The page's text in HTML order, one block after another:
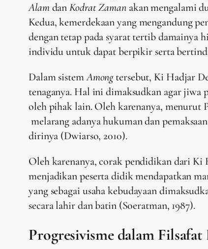
AlamdanKodrat Zamanakan mengalami
Kedua, kemerdekaan yang mengandung
dengan tetap pada syarat tertib damainya
individu untuk dapat berpikir serta
Dalam sistemAmongtersebut, Ki Hadjar
tenaganya. Hal ini dimaksudkan agar jiwa
oleh pihak lain. Oleh karenanya,
melarang adanya hukuman dan
dirinya (Dwiarso, 2010).
Oleh karenanya, corak pendidikan dari Ki
menjadikan peserta didik mendapatkan
yang sebagai usaha kebudayaan
secara lahir dan batin (Soeratman, 1987).
Progresivisme dalam